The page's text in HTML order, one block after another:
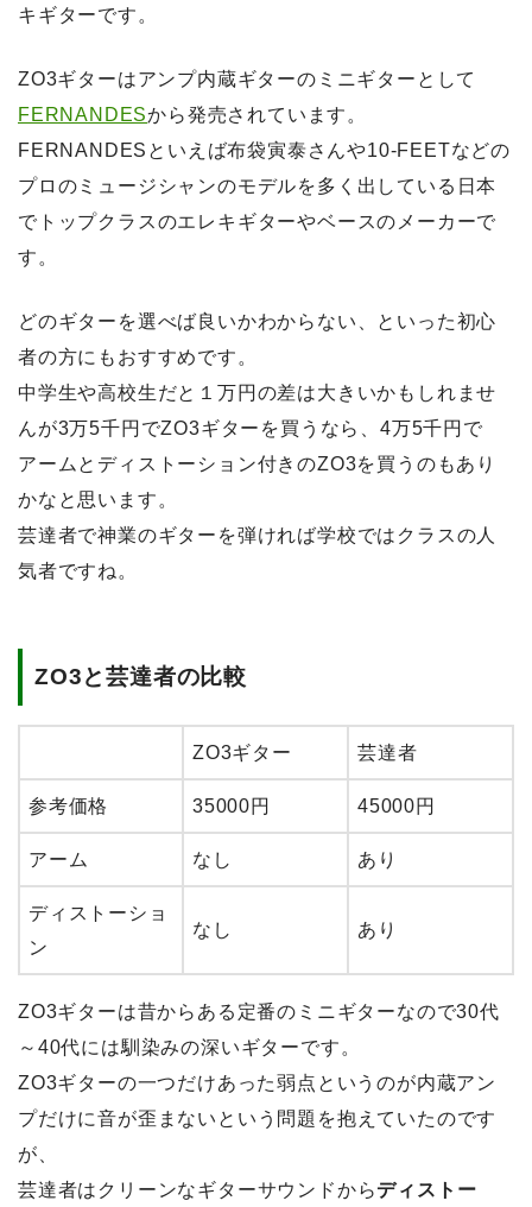
キギターです。
ZO3ギターはアンプ内蔵ギターのミニギターとして
FERNANDESから発売されています。
FERNANDESといえば布袋寅泰さんや10-FEETなどの
プロのミュージシャンのモデルを多く出している日本
でトップクラスのエレキギターやベースのメーカーで
す。
どのギターを選べば良いかわからない、といった初心
者の方にもおすすめです。
中学生や高校生だと１万円の差は大きいかもしれませ
んが3万5千円でZO3ギターを買うなら、4万5千円で
アームとディストーション付きのZO3を買うのもあり
かなと思います。
芸達者で神業のギターを弾ければ学校ではクラスの人
気者ですね。
ZO3と芸達者の比較
ZO3ギター 芸達者
参考価格 35000円 45000円
アーム なし あり
ディストーショ
ン
なし あり
ZO3ギターは昔からある定番のミニギターなので30代
～40代には馴染みの深いギターです。
ZO3ギターの一つだけあった弱点というのが内蔵アン
プだけに音が歪まないという問題を抱えていたのです
が、
芸達者はクリーンなギターサウンドからディストー